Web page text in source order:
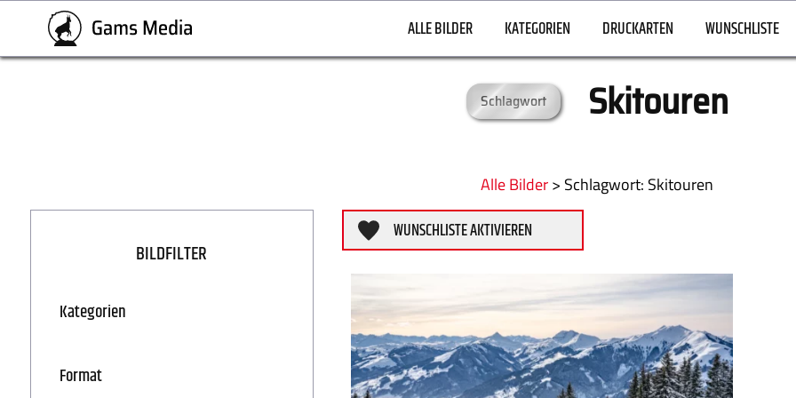
ALLE BILDER KATEGORIEN DRUCKARTEN WUNSCHLISTE
Schlagwort Skitouren
Alle Bilder> : Skitouren
WUNSCHLISTE AKTIVIEREN
BILDFILTER
Kategorien
Format